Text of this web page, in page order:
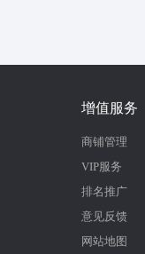
增值服务
商铺管理
VIP服务
排名推广
意见反馈
网站地图